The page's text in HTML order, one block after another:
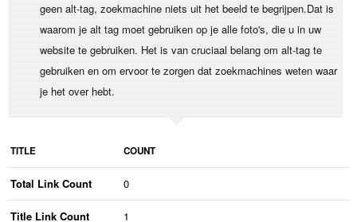
geen alt-tag, zoekmachine niets uit het beeld te begrijpen.Dat is
waarom je alt tag moet gebruiken op je alle foto's, die u in uw
website te gebruiken. Het is van cruciaal belang om alt-tag te
gebruiken en om ervoor te zorgen dat zoekmachines weten waar
je het over hebt.
TITLE COUNT
Total Link Count 0
Title Link Count 1